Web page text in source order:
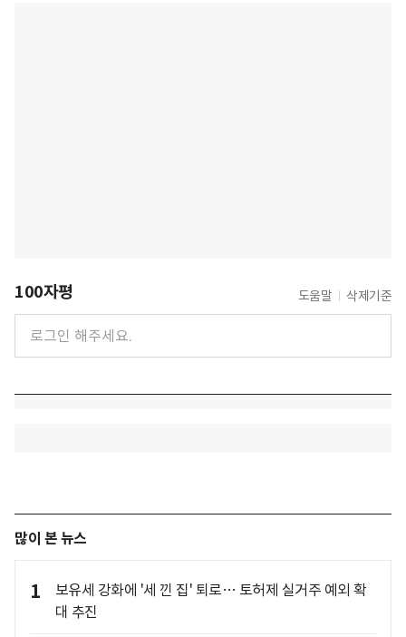
100자평 도움말 삭제기준
많이 본 뉴스
1
보유세 강화에 '세 낀 집' 퇴로… 토허제 실거주 예외 확
대 추진